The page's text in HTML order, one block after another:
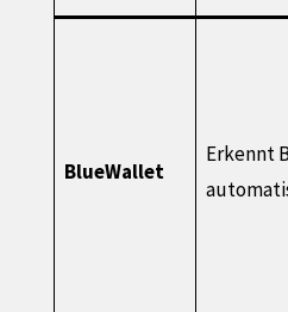
BlueWallet
Erkennt